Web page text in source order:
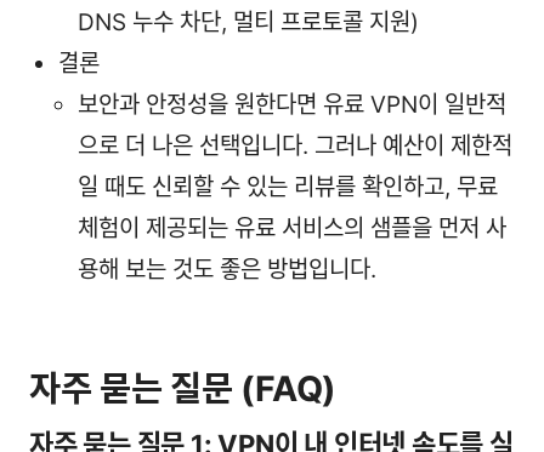
DNS 누수 차단, 멀티 프로토콜 지원)
결론
보안과 안정성을 원한다면 유료 VPN이 일반적
으로 더 나은 선택입니다. 그러나 예산이 제한적
일 때도 신뢰할 수 있는 리뷰를 확인하고, 무료
체험이 제공되는 유료 서비스의 샘플을 먼저 사
용해 보는 것도 좋은 방법입니다.
자주 묻는 질문 (FAQ)
자주 묻는 질문 1: VPN이 내 인터넷 속도를 실